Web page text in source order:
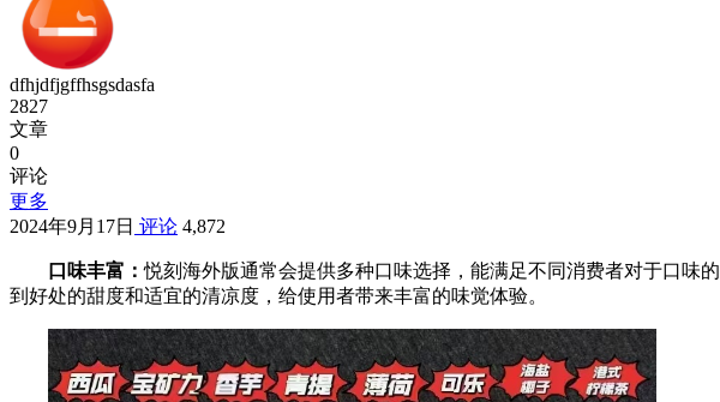
dfhjdfjgffhsgsdasfa
2827
文章
0
评论
更多
2024年9月17日 评论 4,872
口味丰富：悦刻海外版通常会提供多种口味选择，能满足不同消费者对于口味
到好处的甜度和适宜的清凉度，给使用者带来丰富的味觉体验。